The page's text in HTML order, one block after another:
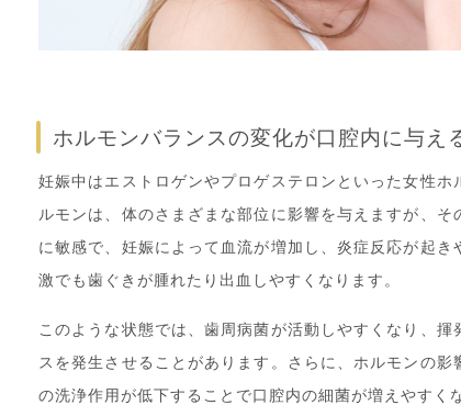
ホルモンバランスの変化が口腔内に与え
妊娠中はエストロゲンやプロゲステロンといった女性
ルモンは、体のさまざまな部位に影響を与えますが、
に敏感で、妊娠によって血流が増加し、炎症反応が起
激でも歯ぐきが腫れたり出血しやすくなります。
このような状態では、歯周病菌が活動しやすくなり、
スを発生させることがあります。さらに、ホルモンの
の洗浄作用が低下することで口腔内の細菌が増えやすく